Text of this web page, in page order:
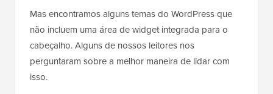
Mas encontramos alguns temas do WordPress que
não incluem uma área de widget integrada para o
cabeçalho. Alguns de nossos leitores nos
perguntaram sobre a melhor maneira de lidar com
isso.